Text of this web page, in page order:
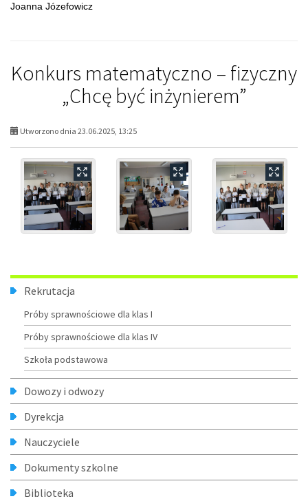
Joanna Józefowicz
Konkurs matematyczno – fizyczny
„Chcę być inżynierem”
Utworzono dnia 23.06.2025, 13:25
MenuRekrutacja
Próby sprawnościowe dla klas I
Próby sprawnościowe dla klas IV
Szkoła podstawowa
Dowozy i odwozy
Dyrekcja
Nauczyciele
Dokumenty szkolne
Biblioteka